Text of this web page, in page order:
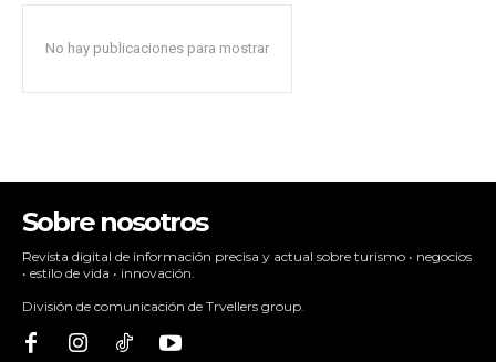
No hay publicaciones para mostrar
Sobre nosotros
Revista digital de información precisa y actual sobre turismo • negocios
• estilo de vida • innovación.
División de comunicación de Trvellers group.